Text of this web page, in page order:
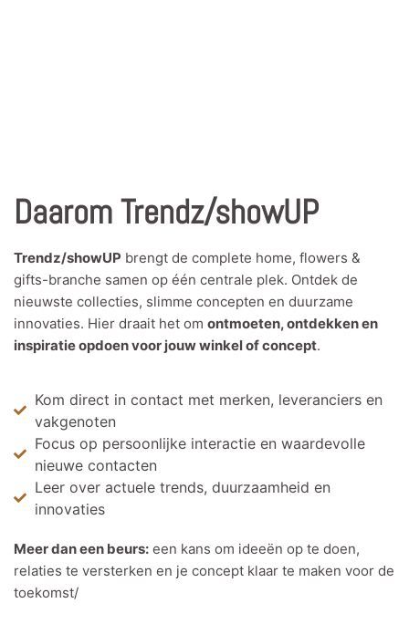
Daarom Trendz/showUP
Trendz/showUP brengt de complete home, flowers &
gifts-branche samen op één centrale plek. Ontdek de
nieuwste collecties, slimme concepten en duurzame
innovaties. Hier draait het om ontmoeten, ontdekken en
inspiratie opdoen voor jouw winkel of concept.
Kom direct in contact met merken, leveranciers en
vakgenoten
Focus op persoonlijke interactie en waardevolle
nieuwe contacten
Leer over actuele trends, duurzaamheid en
innovaties
Meer dan een beurs: een kans om ideeën op te doen,
relaties te versterken en je concept klaar te maken voor de
toekomst/